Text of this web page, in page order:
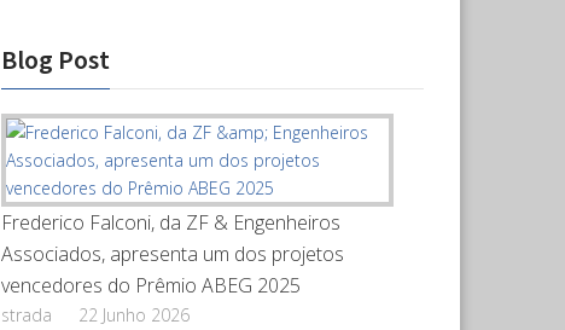
Blog Post
Frederico Falconi, da ZF & Engenheiros
Associados, apresenta um dos projetos
vencedores do Prêmio ABEG 2025
strada 22 Junho 2026